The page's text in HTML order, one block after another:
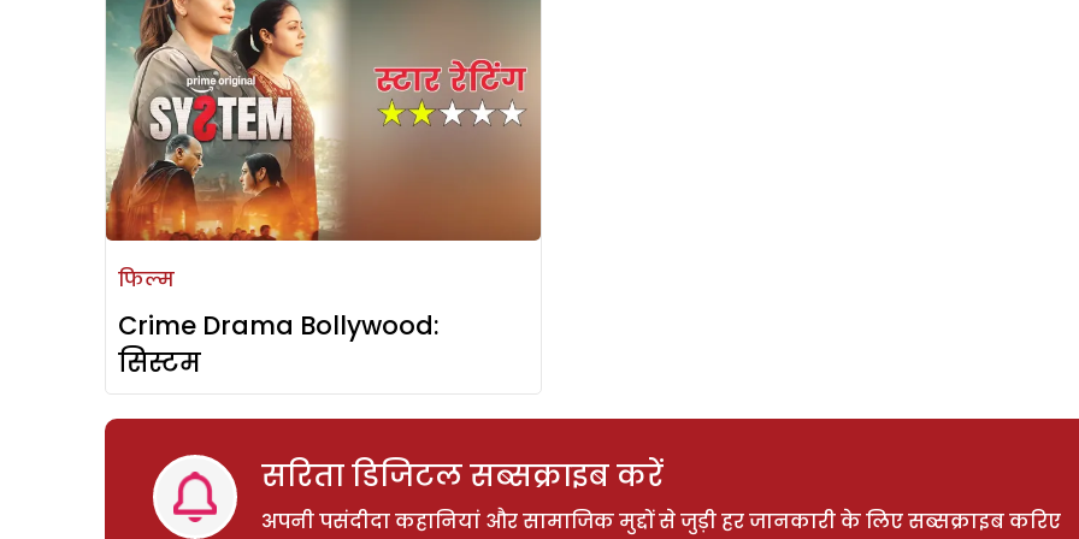
फिल्म
Crime Drama Bollywood:
सिस्टम
सरिता डिजिटल सब्सक्राइब करें
अपनी पसंदीदा कहानियां और सामाजिक मुद्दों से जुड़ी हर जानकारी के लिए सब्सक्राइब करिए